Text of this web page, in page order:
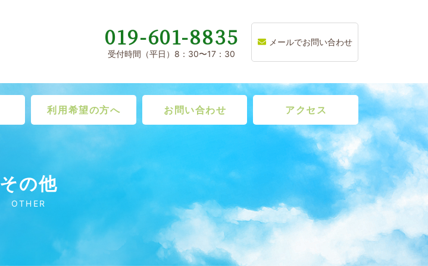
メールでお問い合わせ
019-601-8835
受付時間（平日）8：30〜17：30
利用希望の方へ お問い合わせ アクセス
その他
OTHER